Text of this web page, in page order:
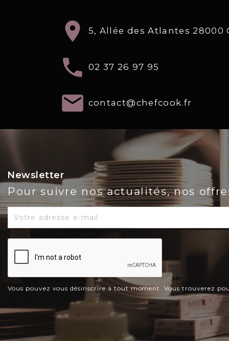
location_on 5, Allée des Atlantes 28000
local_phone 02 37 26 97 95
email contact@chefcook.fr
Newsletter
Pour suivre nos actualités, nos
Vous pouvez vous désinscrire à tout moment. Vous trouverez